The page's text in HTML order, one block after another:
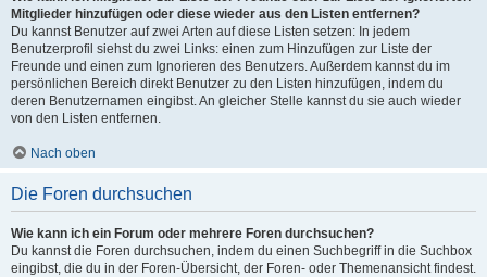
Mitglieder hinzufügen oder diese wieder aus den Listen entfernen?
Du kannst Benutzer auf zwei Arten auf diese Listen setzen: In jedem
Benutzerprofil siehst du zwei Links: einen zum Hinzufügen zur Liste der
Freunde und einen zum Ignorieren des Benutzers. Außerdem kannst du im
persönlichen Bereich direkt Benutzer zu den Listen hinzufügen, indem du
deren Benutzernamen eingibst. An gleicher Stelle kannst du sie auch wieder
von den Listen entfernen.
Nach oben
Die Foren durchsuchen
Wie kann ich ein Forum oder mehrere Foren durchsuchen?
Du kannst die Foren durchsuchen, indem du einen Suchbegriff in die Suchbox
eingibst, die du in der Foren-Übersicht, der Foren- oder Themenansicht findest.